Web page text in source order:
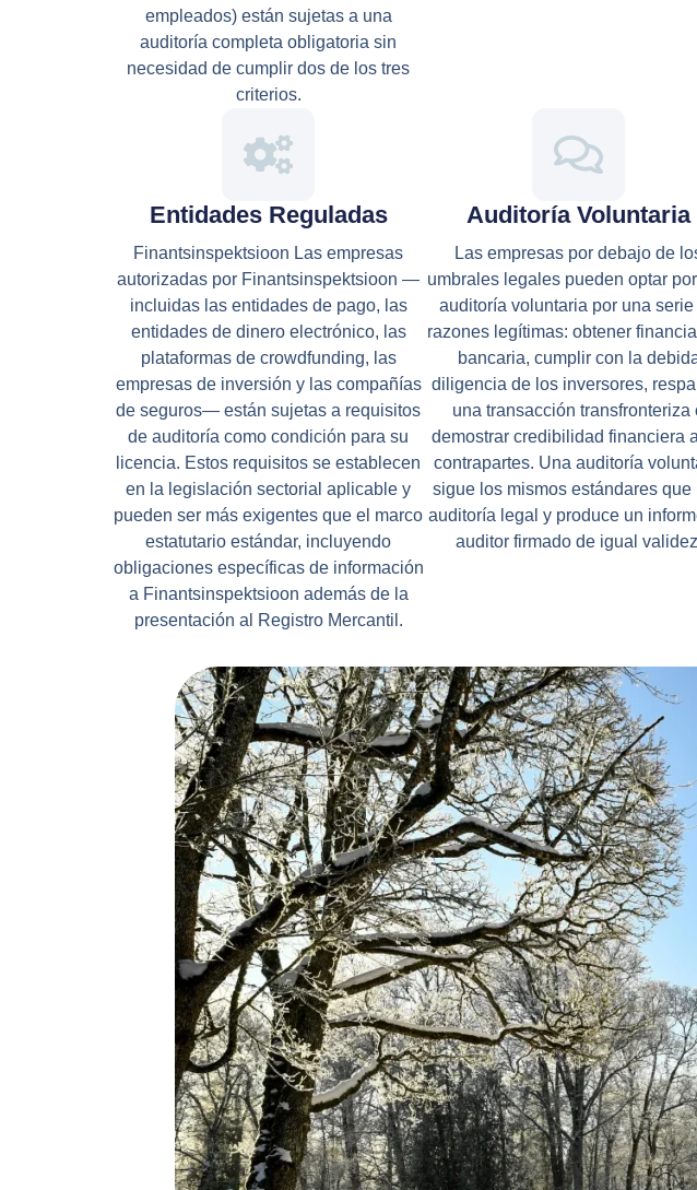
empleados) están sujetas a una
auditoría completa obligatoria sin
necesidad de cumplir dos de los tres
criterios.
Entidades Reguladas
Finantsinspektsioon Las empresas
autorizadas por Finantsinspektsioon —
incluidas las entidades de pago, las
entidades de dinero electrónico, las
plataformas de crowdfunding, las
empresas de inversión y las compañías
de seguros— están sujetas a requisitos
de auditoría como condición para su
licencia. Estos requisitos se establecen
en la legislación sectorial aplicable y
pueden ser más exigentes que el marco
estatutario estándar, incluyendo
obligaciones específicas de información
a Finantsinspektsioon además de la
presentación al Registro Mercantil.
Auditoría Voluntaria
Las empresas por debajo de
umbrales legales pueden optar
auditoría voluntaria por una serie
razones legítimas: obtener
bancaria, cumplir con la
diligencia de los inversores,
una transacción transfronteriza
demostrar credibilidad financiera
contrapartes. Una auditoría
sigue los mismos estándares que
auditoría legal y produce un
auditor firmado de igual